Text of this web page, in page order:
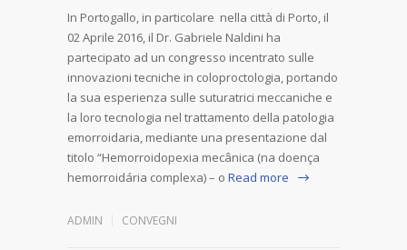
In Portogallo, in particolare nella città di Porto, il
02 Aprile 2016, il Dr. Gabriele Naldini ha
partecipato ad un congresso incentrato sulle
innovazioni tecniche in coloproctologia, portando
la sua esperienza sulle suturatrici meccaniche e
la loro tecnologia nel trattamento della patologia
emorroidaria, mediante una presentazione dal
titolo “Hemorroidopexia mecânica (na doença
hemorroidária complexa) – o Read more
ADMIN CONVEGNI